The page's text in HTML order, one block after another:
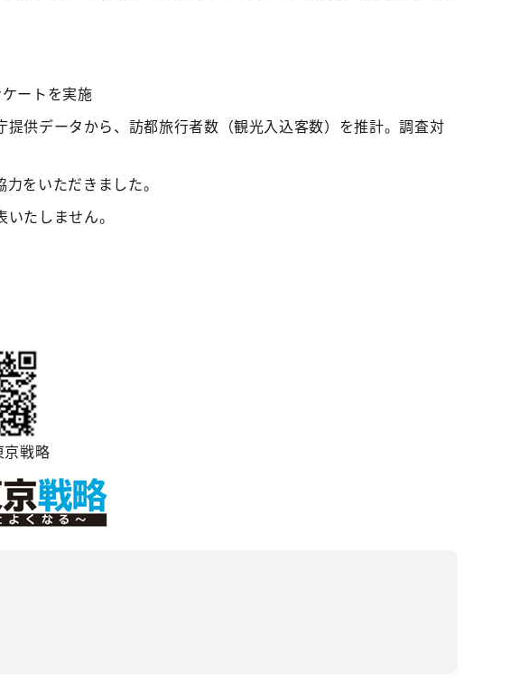
ートを実施
供データから、訪都旅行者数（観光入込客数）を推計。調査対
をいただきました。
たしません。
戦略